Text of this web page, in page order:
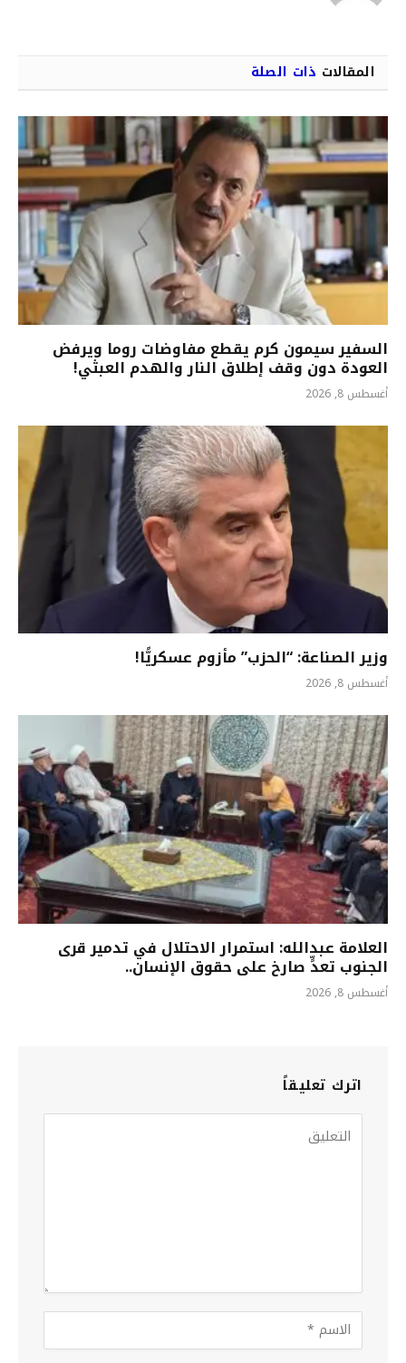
المقالات ذات الصلة
السفير سيمون كرم يقطع مفاوضات روما ويرفض
العودة دون وقف إطلاق النار والهدم العبثي!
أغسطس 8, 2026
وزير الصناعة: “الحزب” مأزوم عسكريًّا!
أغسطس 8, 2026
العلامة عبدالله: استمرار الاحتلال في تدمير قرى
الجنوب تعدٍّ صارخ على حقوق الإنسان..
أغسطس 8, 2026
اترك تعليقاً